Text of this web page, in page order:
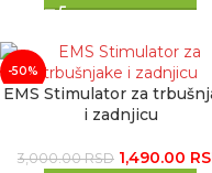
-50%
EMS Stimulator za
i zadnjicu
3,000.00RSD 1,490.00